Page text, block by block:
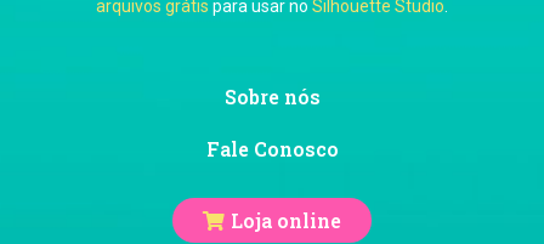
Ju Mirthes
arquivos grátis para usar no Silhouette Studio
Sobre nós
Fale Conosco
Loja online